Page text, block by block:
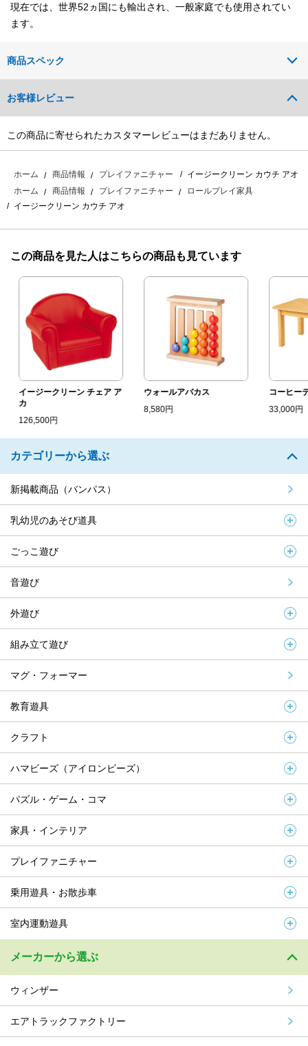
現在では、世界52ヵ国にも輸出され、一般家庭でも使用されてい
ます。
商品スペック
お客様レビュー
この商品に寄せられたカスタマーレビューはまだありません。
ホーム 商品情報 プレイファニチャー
イージークリーン カウチ アオ
ホーム
商品情報 プレイファニチャー
ロールプレイ家具
イージークリーン カウチ アオ
この商品を見た人はこちらの商品も見ています
イージークリーン チェア ア
126,500円
ウォールアバカス
8,580円
コーヒーテ
33,000円
カテゴリーから選ぶ
新掲載商品（バンパス）
乳幼児のあそび道具
ごっこ遊び
音遊び
外遊び
組み立て遊び
マグ・フォーマー
教育遊具
クラフト
ハマビーズ（アイロンビーズ）
パズル・ゲーム・コマ
家具・インテリア
プレイファニチャー
乗用遊具・お散歩車
室内運動遊具
メーカーから選ぶ
ウィンザー
エアトラックファクトリー